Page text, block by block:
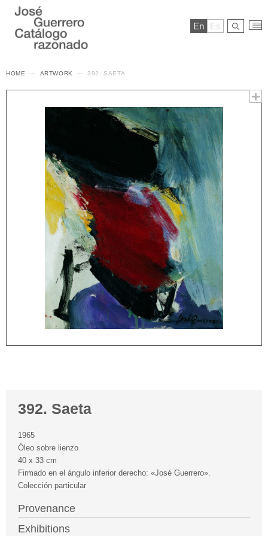
En Es
HOME ARTWORK 392. SAETA
392. Saeta
1965
Óleo sobre lienzo
40 x 33 cm
Firmado en el ángulo inferior derecho: «José Guerrero».
Colección particular
Provenance
Exhibitions